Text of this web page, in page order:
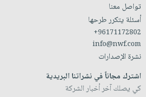
تواصل معنا
أسئلة يتكرر طرحها
+96171172802
info@nwf.com
نشرة الإصدارات
اشترك مجاناً في نشراتنا البريدية
كي يصلك آخر أخبار الشركة